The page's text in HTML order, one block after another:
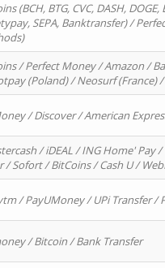
BTG, CVC, DASH, DOGE,
SEPA, Banktransfer) /
/ Perfect Money / Amazon /
(Poland) / Neosurf (France)
/ Discover / American
/ iDEAL / ING Home' Pay
/ Sofort / BitCoins / Cash U /
/ PayUMoney / UPi Transfer /
/ Bitcoin / Bank Transfer